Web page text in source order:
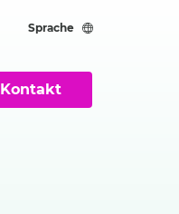
Sprache
Kontakt